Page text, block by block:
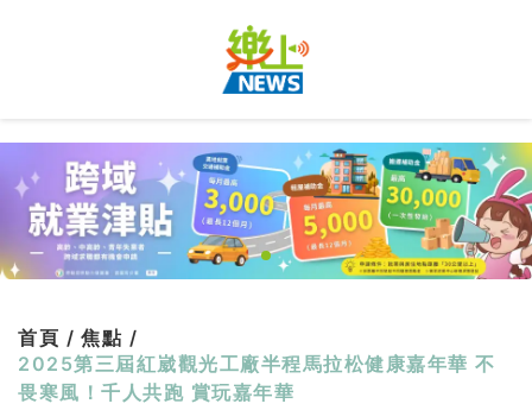
首頁 / 焦點 /
2025第三屆紅崴觀光工廠半程馬拉松健康嘉年華 不
畏寒風！千人共跑 賞玩嘉年華